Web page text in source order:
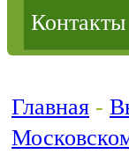
Контакты
Главная -